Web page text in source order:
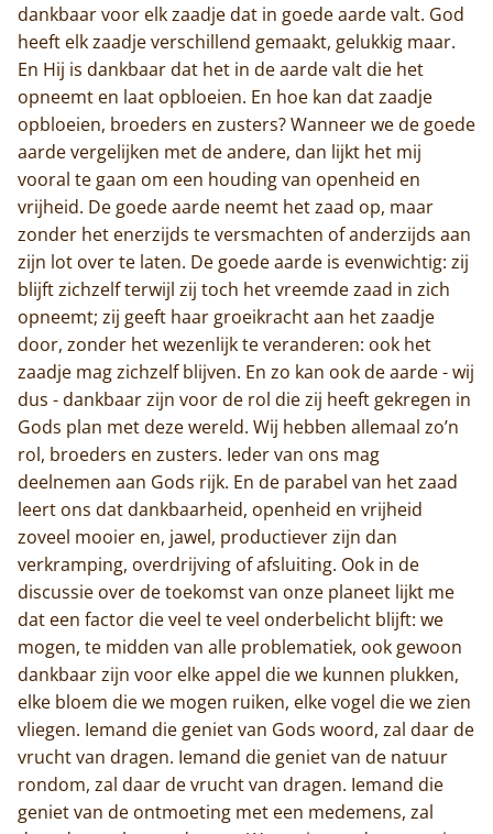
Home
Trappisten
dankbaar voor elk zaadje dat in goede aarde valt. God
heeft elk zaadje verschillend gemaakt, gelukkig maar.
En Hij is dankbaar dat het in de aarde valt die het
opneemt en laat opbloeien. En hoe kan dat zaadje
opbloeien, broeders en zusters? Wanneer we de goede
aarde vergelijken met de andere, dan lijkt het mij
vooral te gaan om een houding van openheid en
vrijheid. De goede aarde neemt het zaad op, maar
zonder het enerzijds te versmachten of anderzijds aan
zijn lot over te laten. De goede aarde is evenwichtig: zij
blijft zichzelf terwijl zij toch het vreemde zaad in zich
opneemt; zij geeft haar groeikracht aan het zaadje
door, zonder het wezenlijk te veranderen: ook het
zaadje mag zichzelf blijven. En zo kan ook de aarde - wij
dus - dankbaar zijn voor de rol die zij heeft gekregen in
Gods plan met deze wereld. Wij hebben allemaal zo’n
rol, broeders en zusters. Ieder van ons mag
deelnemen aan Gods rijk. En de parabel van het zaad
leert ons dat dankbaarheid, openheid en vrijheid
zoveel mooier en, jawel, productiever zijn dan
verkramping, overdrijving of afsluiting. Ook in de
discussie over de toekomst van onze planeet lijkt me
dat een factor die veel te veel onderbelicht blijft: we
mogen, te midden van alle problematiek, ook gewoon
dankbaar zijn voor elke appel die we kunnen plukken,
elke bloem die we mogen ruiken, elke vogel die we zien
vliegen. Iemand die geniet van Gods woord, zal daar de
vrucht van dragen. Iemand die geniet van de natuur
rondom, zal daar de vrucht van dragen. Iemand die
geniet van de ontmoeting met een medemens, zal